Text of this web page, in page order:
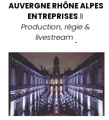
AUVERGNE RHÔNE ALPES
ENTREPRISES
Production, régie &
livestream